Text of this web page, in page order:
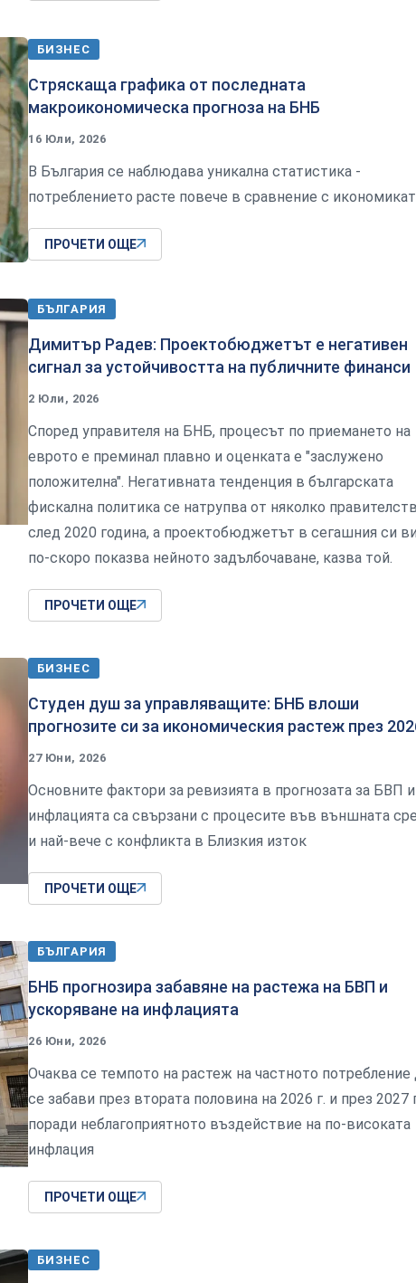
БИЗНЕС
Стряскаща графика от последната
макроикономическа прогноза на БНБ
16 Юли, 2026
В България се наблюдава уникална статистика -
потреблението расте повече в сравнение с
ПРОЧЕТИ ОЩЕ
БЪЛГАРИЯ
Димитър Радев: Проектобюджетът е негативен
сигнал за устойчивостта на публичните финанси
2 Юли, 2026
Според управителя на БНБ, процесът по приемането на
еврото е преминал плавно и оценката е "заслужено
положителна". Негативната тенденция в българската
фискална политика се натрупва от няколко
след 2020 година, а проектобюджетът в сегашния си
по-скоро показва нейното задълбочаване, казва той.
ПРОЧЕТИ ОЩЕ
БИЗНЕС
Студен душ за управляващите: БНБ влоши
прогнозите си за икономическия растеж през
27 Юни, 2026
Основните фактори за ревизията в прогнозата за БВП и
инфлацията са свързани с процесите във външната
и най-вече с конфликта в Близкия изток
ПРОЧЕТИ ОЩЕ
БЪЛГАРИЯ
БНБ прогнозира забавяне на растежа на БВП и
ускоряване на инфлацията
26 Юни, 2026
Очаква се темпото на растеж на частното потребление
се забави през втората половина на 2026 г. и през 2027
поради неблагоприятното въздействие на по-високата
инфлация
ПРОЧЕТИ ОЩЕ
БИЗНЕС